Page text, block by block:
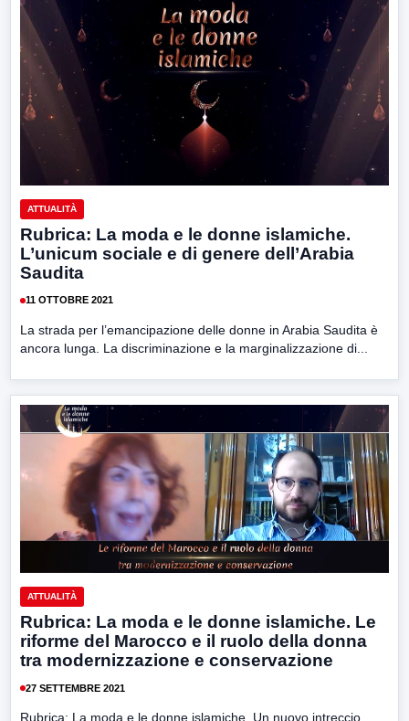
ATTUALITÀ
Rubrica: La moda e le donne islamiche.
L’unicum sociale e di genere dell’Arabia
Saudita
11 OTTOBRE 2021
La strada per l’emancipazione delle donne in Arabia Saudita è
ancora lunga. La discriminazione e la marginalizzazione di...
ATTUALITÀ
Rubrica: La moda e le donne islamiche. Le
riforme del Marocco e il ruolo della donna
tra modernizzazione e conservazione
27 SETTEMBRE 2021
Rubrica: La moda e le donne islamiche. Un nuovo intreccio